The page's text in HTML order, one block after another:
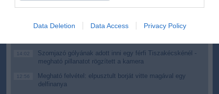
Data Deletion Data Access Privacy Policy
18:37
Második világháborús német katonai motorkerékpár
A Tisza-frakció kezdeményezte, hogy jövő kedden legyen
14:02
Szomjazó gólyának adott inni egy férfi Tiszakécskénél -
megható pillanatot rögzített a kamera
12:56
Megható felvétel: elpusztult borját vitte magával egy
delfinanya